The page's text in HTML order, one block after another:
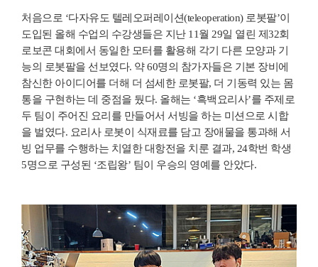
처음으로 ‘다자유도 텔레오퍼레이션(teleoperation) 로봇팔’이
도입된 올해 수업의 수강생들은 지난 11월 29일 열린 제32회
로보콘 대회에서 동일한 모터를 활용해 각기 다른 모양과 기
능의 로봇팔을 선보였다. 약 60명의 참가자들은 기본 장비에
참신한 아이디어를 더해 더 섬세한 로봇팔, 더 기동력 있는 몸
통을 구현하는 데 중점을 뒀다. 올해는 ‘흑백요리사’를 주제로
두 팀이 주어진 요리를 만들어서 서빙을 하는 미션으로 시합
을 벌였다. 요리사 로봇이 식재료를 담고 장애물을 통과해 서
빙 업무를 수행하는 치열한 대항전을 치룬 결과, 24학번 학생
5명으로 구성된 ‘조립왕’ 팀이 우승의 영예를 안았다.